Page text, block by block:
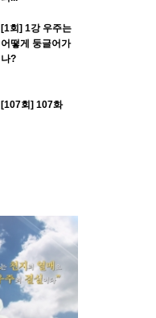
[1회] 1강 우주는
어떻게 둥글어가
나?
[107회] 107화